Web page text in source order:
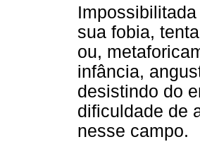
sua fobia,
ou,
infância,
desistindo do
dificuldade de
nesse campo.